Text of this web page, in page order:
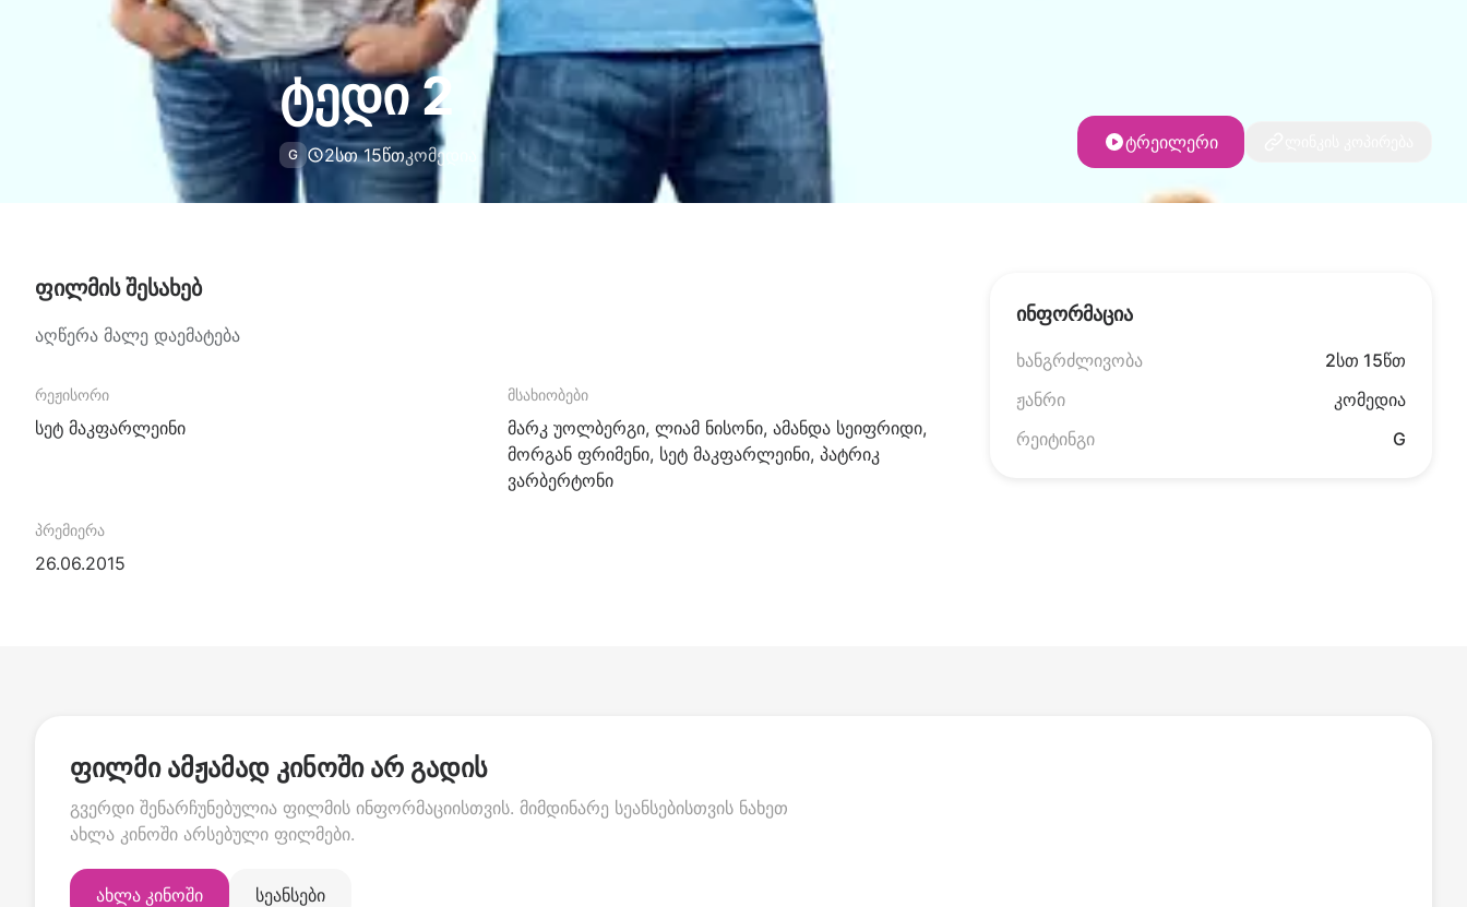
ტედი 2
G 2სთ 15წთკომედია
ტრეილერი
ფილმის შესახებ
აღწერა მალე დაემატება
რეჟისორი
სეტ მაკფარლეინი
მსახიობები
მარკ უოლბერგი, ლიამ ნისონი, ამანდა სეიფრიდი,
მორგან ფრიმენი, სეტ მაკფარლეინი, პატრიკ
ვარბერტონი
პრემიერა
26.06.2015
ინფორმაცია
ხანგრძლივობა
2სთ 15წთ
ჟანრი
კომედია
რეიტინგი
G
ფილმი ამჟამად კინოში არ გადის
გვერდი შენარჩუნებულია ფილმის ინფორმაციისთვის. მიმდინარე სეანსებისთვის ნახეთ
ახლა კინოში არსებული ფილმები.
ახლა კინოში სეანსები